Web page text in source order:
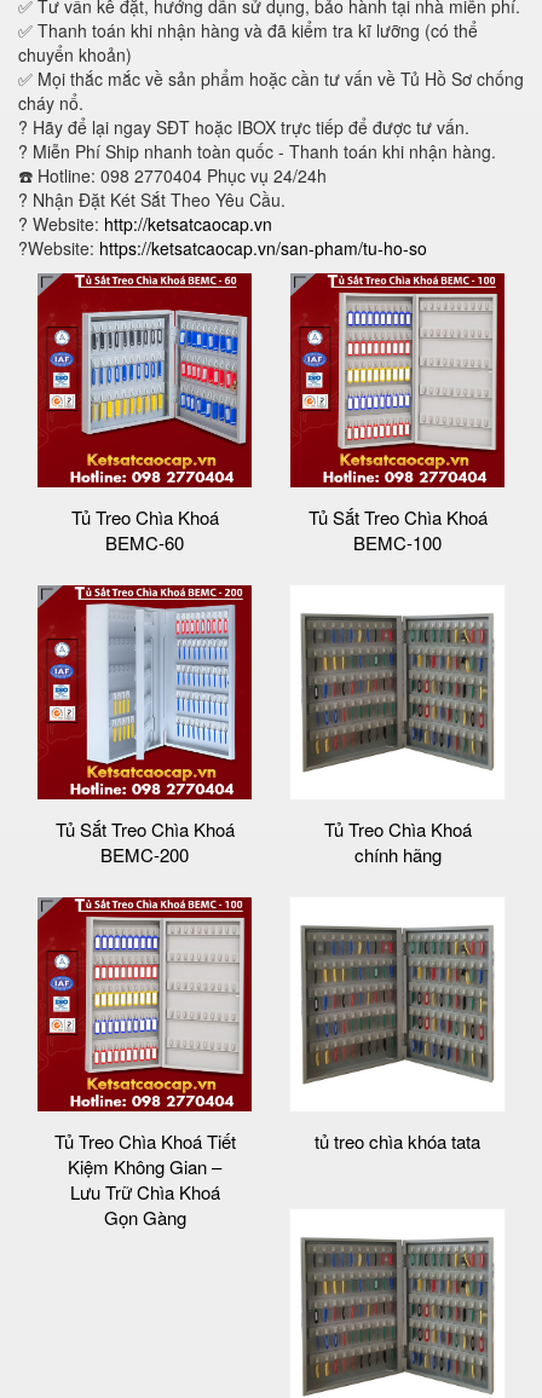
✅ Tư vấn kê đặt, hướng dẫn sử dụng, bảo hành tại nhà miễn phí.
✅ Thanh toán khi nhận hàng và đã kiểm tra kĩ lưỡng (có thể
chuyển khoản)
✅ Mọi thắc mắc về sản phẩm hoặc cần tư vấn về Tủ Hồ Sơ chống
cháy nổ.
? Hãy để lại ngay SĐT hoặc IBOX trực tiếp để được tư vấn.
? Miễn Phí Ship nhanh toàn quốc - Thanh toán khi nhận hàng.
☎️ Hotline: 098 2770404 Phục vụ 24/24h
? Nhận Đặt Két Sắt Theo Yêu Cầu.
? Website: http://ketsatcaocap.vn
?Website: https://ketsatcaocap.vn/san-pham/tu-ho-so
Tủ Treo Chìa Khoá
BEMC-60
Tủ Sắt Treo Chìa Khoá
BEMC-100
Tủ Sắt Treo Chìa Khoá
BEMC-200
Tủ Treo Chìa Khoá
chính hãng
Tủ Treo Chìa Khoá Tiết
Kiệm Không Gian –
Lưu Trữ Chìa Khoá
Gọn Gàng
tủ treo chìa khóa tata